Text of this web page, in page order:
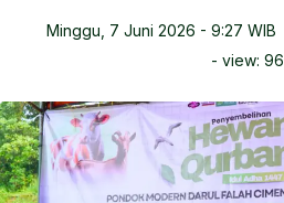
Minggu, 7 Juni 2026 - 9:27 WIB
- view: 96